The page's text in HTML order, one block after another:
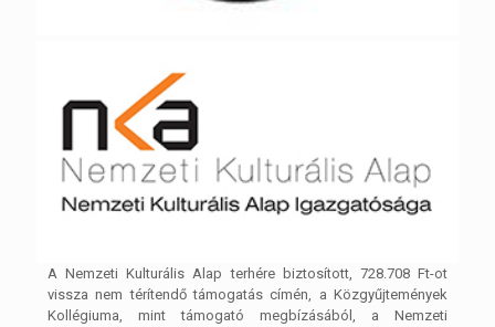
A Nemzeti Kulturális Alap terhére biztosított, 728.708 Ft-ot
vissza nem térítendő támogatás címén, a Közgyűjtemények
Kollégiuma, mint támogató megbízásából, a Nemzeti